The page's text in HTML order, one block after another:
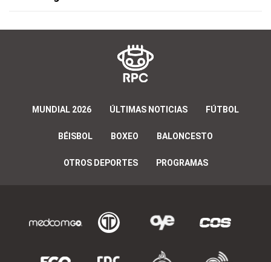
MUNDIAL 2026 ÚLTIMAS NOTICIAS FÚTBOL
BÉISBOL BOXEO BALONCESTO
OTROS DEPORTES PROGRAMAS